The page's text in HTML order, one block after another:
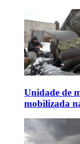
Unidade de
mobilizada